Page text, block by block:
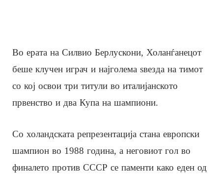
Во ерата на Силвио Берлускони, Холанѓанецот
беше клучен играч и најголема ѕвезда на тимот
со кој освои три титули во италијанското
првенство и два Купа на шампиони.
Со холандската репрезентација стана европски
шампион во 1988 година, а неговиот гол во
финалето против СССР се паменти како еден од